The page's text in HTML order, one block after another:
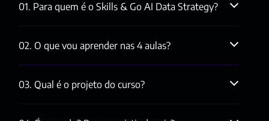
01. Para quem é o Skills & Go AI Data Strategy?
02. O que vou aprender nas 4 aulas?
03. Qual é o projeto do curso?